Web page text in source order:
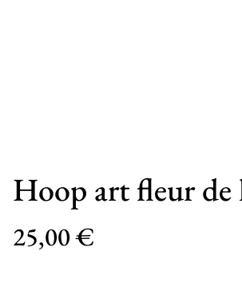
Hoop art fleur de
25,00 €